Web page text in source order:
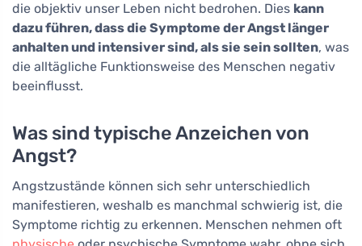
die objektiv unser Leben nicht bedrohen. Dies kann
dazu führen, dass die Symptome der Angst länger
anhalten und intensiver sind, als sie sein sollten, was
die alltägliche Funktionsweise des Menschen negativ
beeinflusst.
Was sind typische Anzeichen von
Angst?
Angstzustände können sich sehr unterschiedlich
manifestieren, weshalb es manchmal schwierig ist, die
Symptome richtig zu erkennen. Menschen nehmen oft